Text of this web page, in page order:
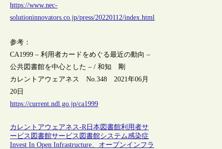
https://www.nec-
solutioninnovators.co.jp/press/20220112/index.html
参考：
CA1999 – 利用者カードをめぐる最近の動向 –
公共図書館を中心とした – / 和知 剛
カレントアウェアネス No.348 2021年06月
20日
https://current.ndl.go.jp/ca1999
カレントアウェアネス-R 日本図書館利用者サ
ービス 図書館サービス 図書館システム感染症
Invest In Open Infrastructure、オープンインフラ